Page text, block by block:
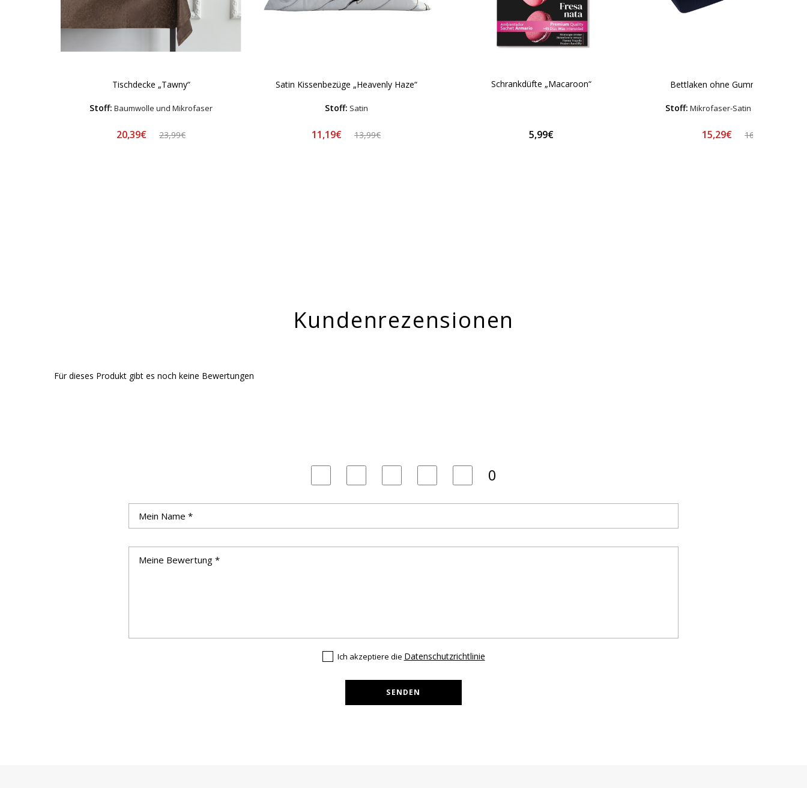
Tischdecke „Tawny“
Stoff: Baumwolle und Mikrofaser
20,39€ 23,99€
Satin Kissenbezüge „Heavenly Haze“
Stoff: Satin
11,19€ 13,99€
Schrankdüfte „Macaroon“
5,99€
Bettlaken ohne Gummizug „Navy“
Stoff: Mikrofaser-Satin –
15,29€ 16,99€
Kundenrezensionen
Für dieses Produkt gibt es noch keine Bewertungen
0
Ich akzeptiere die Datenschutzrichtlinie
SENDEN